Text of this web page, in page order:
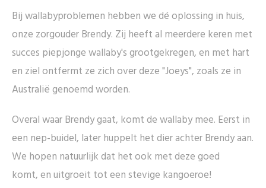
Bij wallabyproblemen hebben we dé oplossing in huis,
onze zorgouder Brendy. Zij heeft al meerdere keren met
succes piepjonge wallaby's grootgekregen, en met hart
en ziel ontfermt ze zich over deze "Joeys", zoals ze in
Australië genoemd worden.
Overal waar Brendy gaat, komt de wallaby mee. Eerst in
een nep-buidel, later huppelt het dier achter Brendy aan.
We hopen natuurlijk dat het ook met deze goed
komt, en uitgroeit tot een stevige kangoeroe!